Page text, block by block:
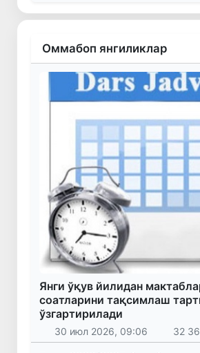
Оммабоп янгиликлар
Янги ўқув йилидан
соатларини тақсимлаш
ўзгартирилади
30 июл 2026, 09:06 32